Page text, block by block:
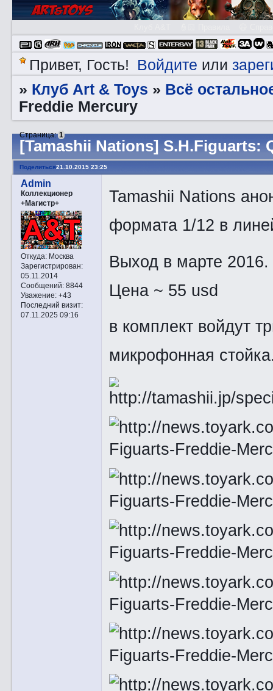
Привет, Гость! Войдите или
» Клуб Art & Toys » Всё
Freddie Mercury
[Tamashii Nations] S.H.Figuarts:
Страница:1
Поделиться21.10.2015 23:25
Admin
Коллекционер
+Магистр+
Откуда:Москва
Зарегистрирован:
05.11.2014
Сообщений:8844
Уважение: +43
Последний визит:
07.11.2025 09:16
Tamashii Nations
формата 1/12 в
Выход в марте 2016.
Цена ~ 55 usd
в комплект войдут
микрофонная